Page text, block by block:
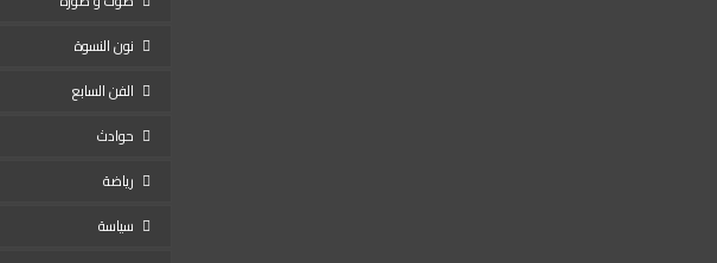
نون النسوة
الفن السابع
حوادث
رياضة
سياسة